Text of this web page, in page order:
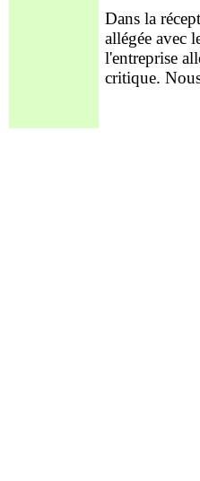
Dans la
allégée avec
l'entreprise
critique.